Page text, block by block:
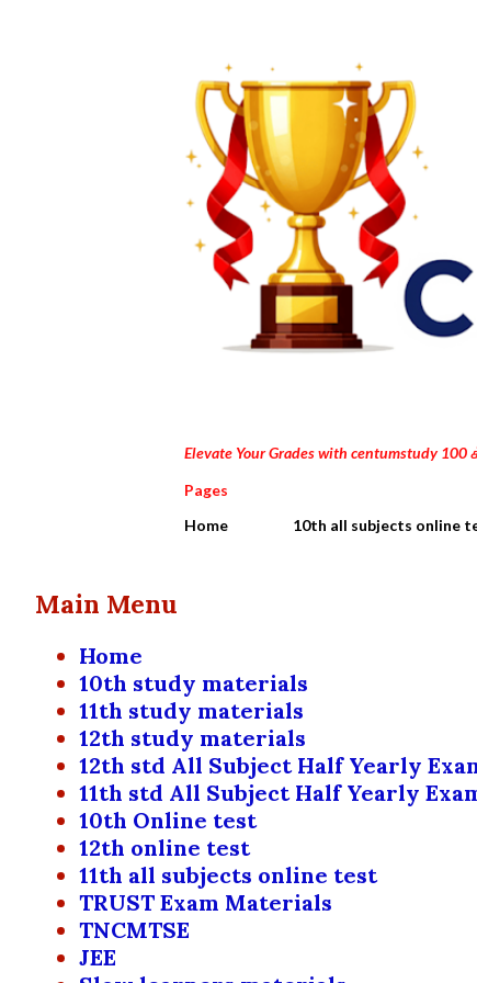
Elevate Your Grades with centumstudy
Pages
Home
10th all subjects online
Main Menu
Home
10th study materials
11th study materials
12th study materials
12th std All Subject Half Yearly
11th std All Subject Half Yearly
10th Online test
12th online test
11th all subjects online test
TRUST Exam Materials
TNCMTSE
JEE